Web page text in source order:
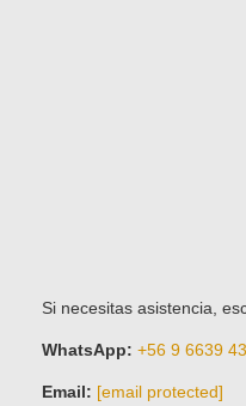
Si necesitas asistencia,
WhatsApp: +56 9 6639
Email: [email protected]